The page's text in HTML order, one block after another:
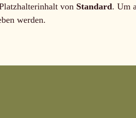
von Standard. Um
werden.